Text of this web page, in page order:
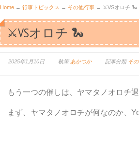
Home→ 行事トピックス → その他行事→ ⚔VSオロチ 🐍
⚔VSオロチ 🐍
2025年1月10日 執筆 あかつか 記事分類 そ
もう一つの催しは、ヤマタノオロチ
まず、ヤマタノオロチが何なのか、